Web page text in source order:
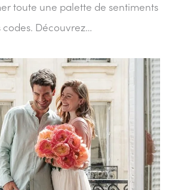
toute une palette de sentiments
Découvrez…